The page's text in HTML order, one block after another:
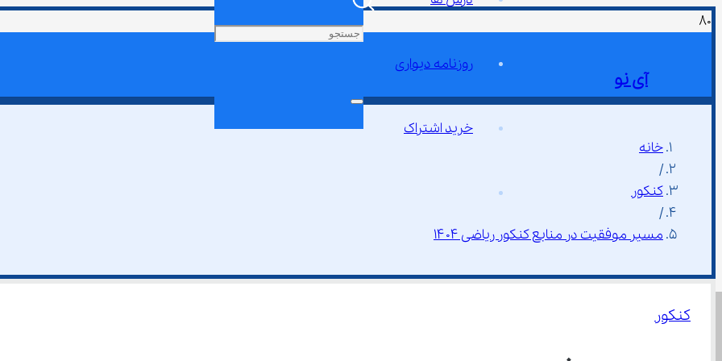
آی نو
روزنامه دیواری
خرید اشتراک
خانه
/
کنکور
/
مسیر موفقیت در منابع کنکور ریاضی ۱۴۰۴
کنکور